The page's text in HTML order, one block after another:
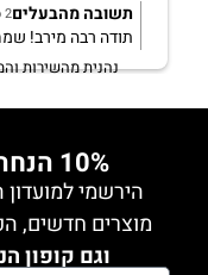
תשובה מהבעלים2 years ago
תודה רבה מירב!
נהנית מהשירות
10% הנחה למצטרפות חדשות!
הירשמי
מוצרים חדשים,
וגם קופון